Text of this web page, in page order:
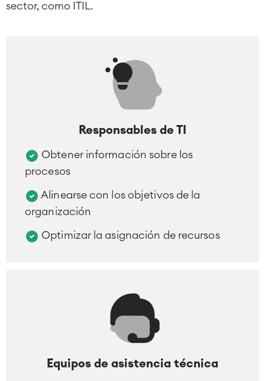
sector, como ITIL.
Responsables de TI
Obtener información sobre los
procesos
Alinearse con los objetivos de la
organización
Optimizar la asignación de recursos
Equipos de asistencia técnica